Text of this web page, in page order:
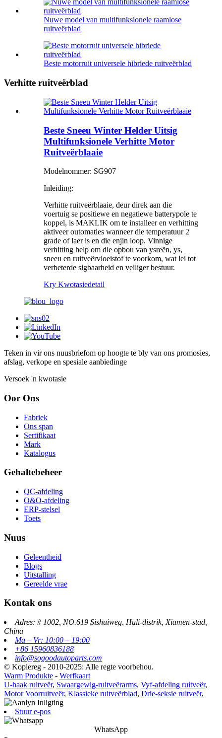
Nuwe model van multifunksionele raamlose
ruitveërblad
Beste motorruit universele hibriede ruitveërblad
Verhitte ruitveërblad
Beste Sneeu Winter Helder Uitsig
Multifunksionele Verhitte Motor
Ruitveërblaaie
Modelnommer: SG907
Inleiding:
Verhitte ruitveërblaaie, deur direk aan die
voertuig se positiewe en negatiewe batterypole te
koppel, is MAKLIK om te installeer en verhitting
aktiveer outomaties wanneer die temperatuur 2
grade of laer is en die enjin loop. Vinnige
verhitting help om die opbou van ysreën, ys,
sneeu en ruitveërvloeistof te voorkom, wat lei tot
verbeterde sigbaarheid en veiliger bestuur.
Kry Kwotasiedetail
Teken in vir ons nuusbriefom op hoogte te bly van ons promosies,
afslag, verkope en spesiale aanbiedinge
Versoek 'n kwotasie
Oor Ons
Fabriek
Ons span
Sertifikaat
Mark
Katalogus
Gehaltebeheer
QC-afdeling
O&O-afdeling
ERP-stelsel
Toets
Nuus
Geleentheid
Blogs
Uitstalling
Gereelde vrae
Kontak ons
Adres: # 1002, NO.619 Sishuiweg, Huli-distrik, Xiamen-stad,
China
Ma – Vr: 10:00 – 19:00
+86 15960836188
info@sogoodautoparts.com
© Kopiereg - 2010-2025: Alle regte voorbehou.
Warm Produkte - Werfkaart
U-haak ruitveër, Swaargewig-ruitveërarms, Vyf-afdeling ruitveër,
Motor Voorruitveër, Klassieke ruitveërblad, Drie-seksie ruitveër,
Stuur e-pos
WhatsApp